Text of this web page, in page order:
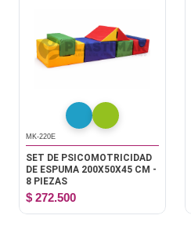
MK-220E
SET DE PSICOMOTRICIDAD
DE ESPUMA 200X50X45 CM -
8 PIEZAS
$ 272.500